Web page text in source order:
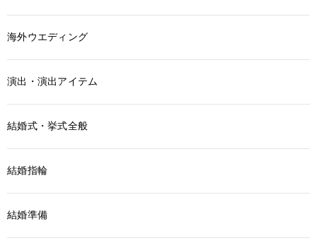
海外ウエディング
演出・演出アイテム
結婚式・挙式全般
結婚指輪
結婚準備